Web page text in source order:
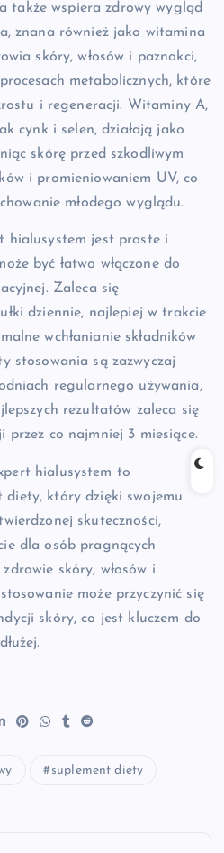
także wspiera zdrowy wygląd
znana również jako witamina
skóry, włosów i paznokci,
metabolicznych, które
i regeneracji. Witaminy A,
cynk i selen, działają jako
skórę przed szkodliwym
i promieniowaniem UV, co
młodego wyglądu.
hialusystem jest proste i
być łatwo włączone do
Zaleca się
dziennie, najlepiej w trakcie
wchłanianie składników
stosowania są zazwyczaj
regularnego używania,
rezultatów zaleca się
przez co najmniej 3 miesiące.
hialusystem to
diety, który dzięki swojemu
skuteczności,
dla osób pragnących
skóry, włosów i
może przyczynić się
skóry, co jest kluczem do
suplement diety